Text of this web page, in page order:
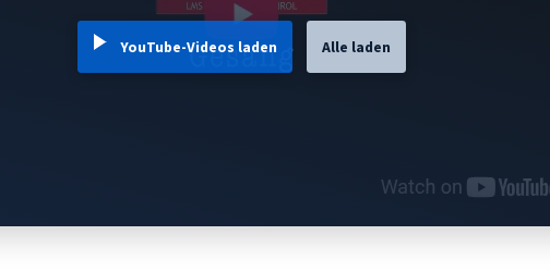
YouTube-Videos laden Alle laden